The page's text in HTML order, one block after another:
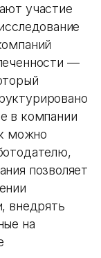
участие
—
в компании
можно
позволяет
внедрять
на